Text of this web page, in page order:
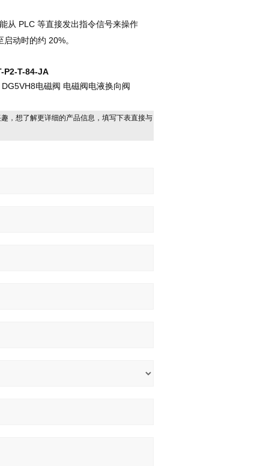
从 PLC 等直接发出指令信号来操作
动时的约 20%。
P2-T-84-JA
电磁阀 电磁阀电液换向阀
，想了解更详细的产品信息，填写下表直接与